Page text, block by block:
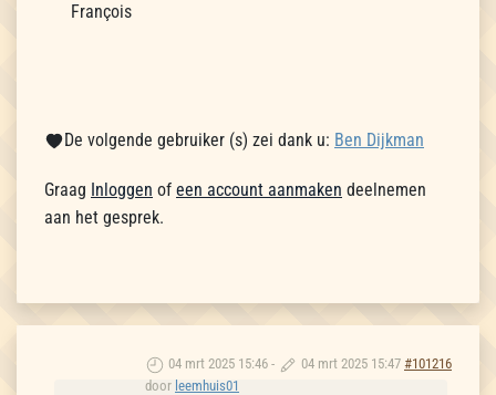
François
De volgende gebruiker (s) zei dank u: Ben Dijkman
Graag Inloggen of een account aanmaken deelnemen
aan het gesprek.
04 mrt 2025 15:46 - 04 mrt 2025 15:47 #101216
door leemhuis01